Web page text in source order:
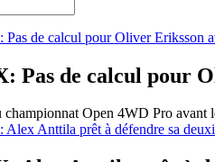
Pas de calcul pour
championnat Open 4WD Pro avant